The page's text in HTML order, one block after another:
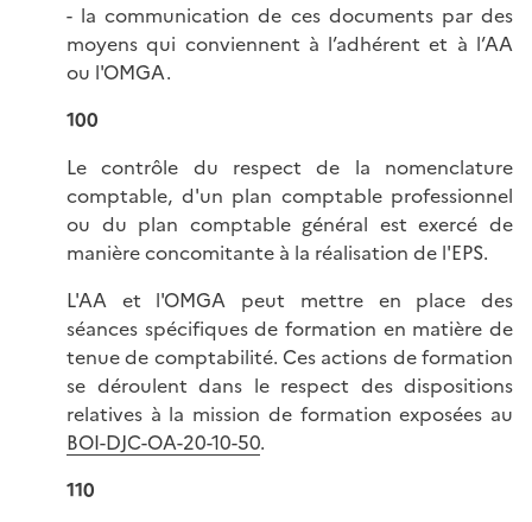
- la communication de ces documents par des
moyens qui conviennent à l’adhérent et à l’AA
ou l'OMGA.
100
Le contrôle du respect de la nomenclature
comptable, d'un plan comptable professionnel
ou du plan comptable général est exercé de
manière concomitante à la réalisation de l'EPS.
L'AA et l'OMGA peut mettre en place des
séances spécifiques de formation en matière de
tenue de comptabilité. Ces actions de formation
se déroulent dans le respect des dispositions
relatives à la mission de formation exposées au
BOI-DJC-OA-20-10-50.
110